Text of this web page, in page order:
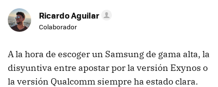
Ricardo Aguilar
Colaborador
A la hora de escoger un Samsung de gama alta, la
disyuntiva entre apostar por la versión Exynos o
la versión Qualcomm siempre ha estado clara.